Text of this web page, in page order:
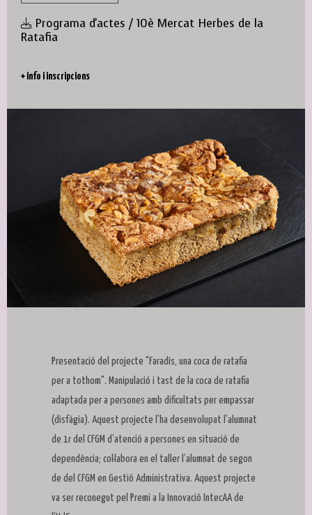
Programa d'actes / 10è Mercat Herbes de la
Ratafia
+ info i inscripcions
Presentació del projecte "Faradís, una coca de ratafia
per a tothom". Manipulació i tast de la coca de ratafia
adaptada per a persones amb dificultats per empassar
(disfàgia). Aquest projecte l'ha desenvolupat l'alumnat
de 1r del CFGM d’atenció a persones en situació de
dependència; col·labora en el taller l’alumnat de segon
de del CFGM en Gestió Administrativa. Aquest projecte
va ser reconegut pel Premi a la Innovació IntecAA de